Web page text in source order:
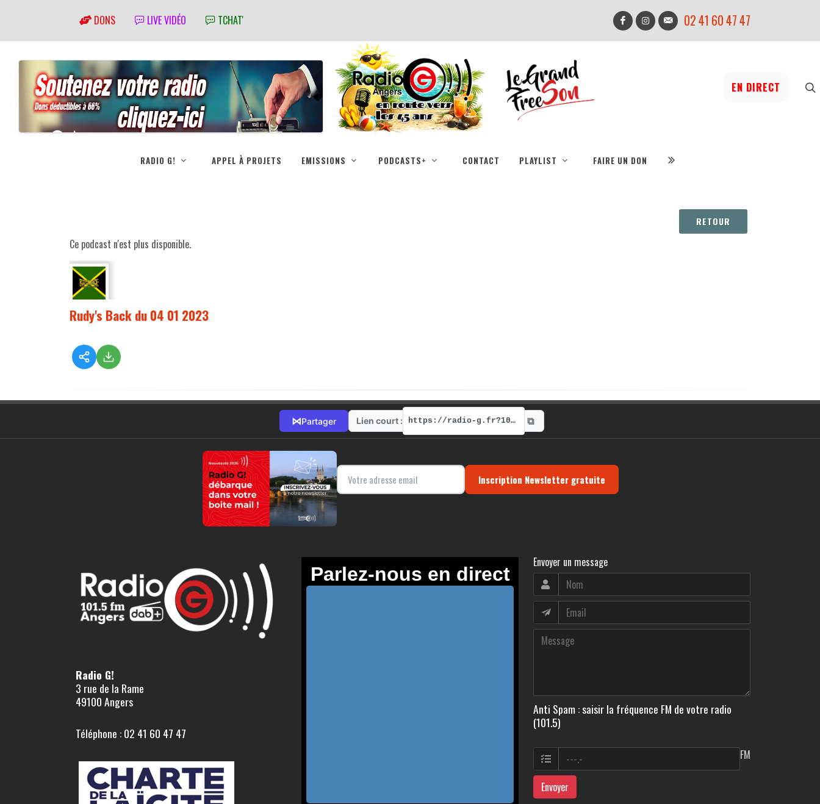
DONS LIVE VIDÉO TCHAT' 02 41 60 47 47
EN DIRECT
RADIO G! APPEL À PROJETS EMISSIONS PODCASTS+ CONTACT PLAYLIST FAIRE UN DON
RETOUR
Ce podcast n'est plus disponible.
Rudy's Back du 04 01 2023
⋈Partager Lien court : https://radio-g.fr?10510 ⧉
Inscription Newsletter gratuite
Radio G!
3 rue de la Rame
49100 Angers
Téléphone : 02 41 60 47 47
Envoyer un message
Anti Spam : saisir la fréquence FM de votre radio
(101.5)
FM
Envoyer